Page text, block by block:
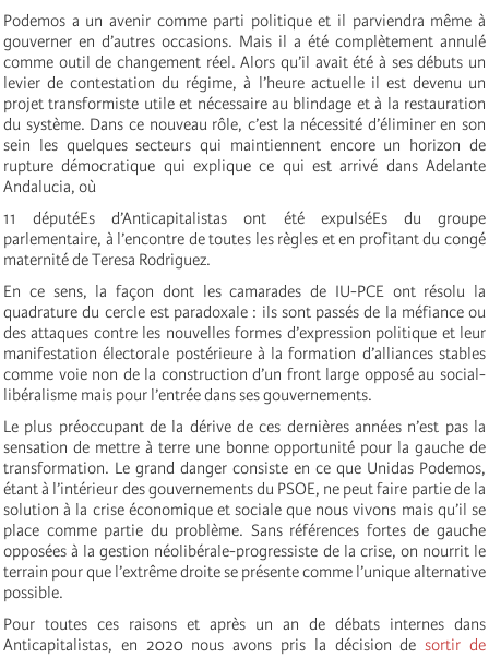
Podemos a un avenir comme parti politique et il parviendra même à
gouverner en d’autres occasions. Mais il a été complètement annulé
comme outil de changement réel. Alors qu’il avait été à ses débuts un
levier de contestation du régime, à l’heure actuelle il est devenu un
projet transformiste utile et nécessaire au blindage et à la restauration
du système. Dans ce nouveau rôle, c’est la nécessité d’éliminer en son
sein les quelques secteurs qui maintiennent encore un horizon de
rupture démocratique qui explique ce qui est arrivé dans Adelante
Andalucia, où
11 députéEs d’Anticapitalistas ont été expulséEs du groupe
parlementaire, à l’encontre de toutes les règles et en profitant du congé
maternité de Teresa Rodriguez.
En ce sens, la façon dont les camarades de IU-PCE ont résolu la
quadrature du cercle est paradoxale : ils sont passés de la méfiance ou
des attaques contre les nouvelles formes d’expression politique et leur
manifestation électorale postérieure à la formation d’alliances stables
comme voie non de la construction d’un front large opposé au social-
libéralisme mais pour l’entrée dans ses gouvernements.
Le plus préoccupant de la dérive de ces dernières années n’est pas la
sensation de mettre à terre une bonne opportunité pour la gauche de
transformation. Le grand danger consiste en ce que Unidas Podemos,
étant à l’intérieur des gouvernements du PSOE, ne peut faire partie de la
solution à la crise économique et sociale que nous vivons mais qu’il se
place comme partie du problème. Sans références fortes de gauche
opposées à la gestion néolibérale-progressiste de la crise, on nourrit le
terrain pour que l’extrême droite se présente comme l’unique alternative
possible.
Pour toutes ces raisons et après un an de débats internes dans
Anticapitalistas, en 2020 nous avons pris la décision desortir de